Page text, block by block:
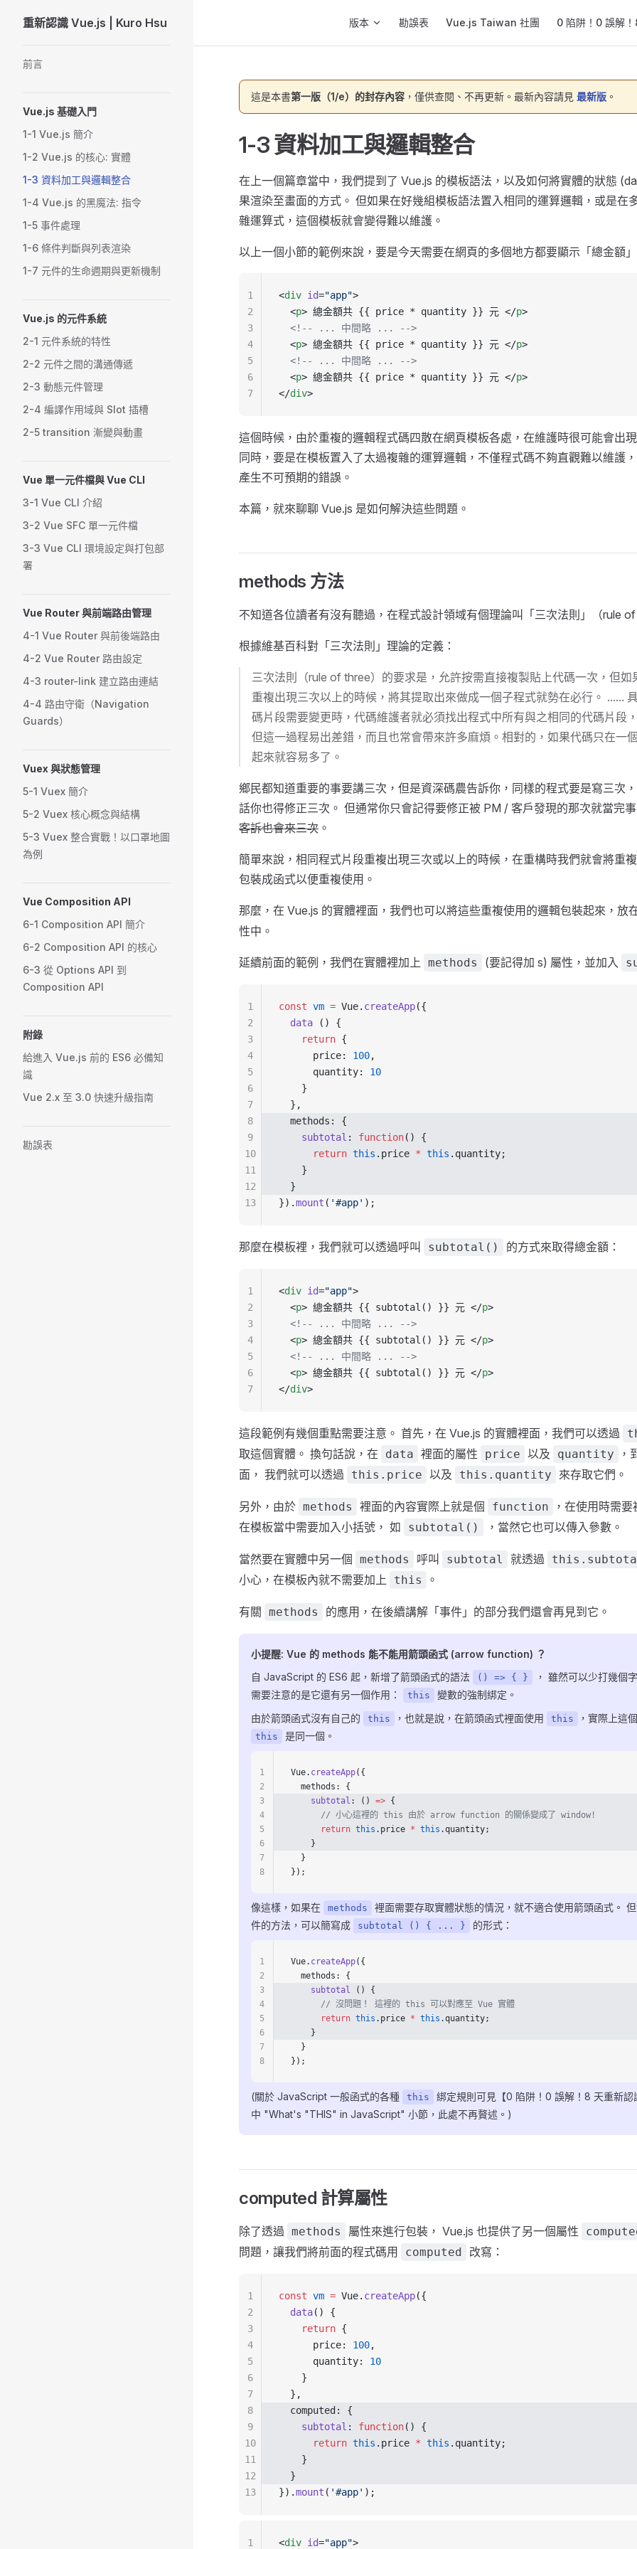
Skip to content
重新認識 Vue.js | Kuro Hsu 版本 勘誤表 Vue.js Taiwan 社團 0 陷阱！0 誤解
前言
Vue.js 基礎入門
1-1 Vue.js 簡介
1-2 Vue.js 的核心: 實體
1-3 資料加工與邏輯整合
1-4 Vue.js 的黑魔法: 指令
1-5 事件處理
1-6 條件判斷與列表渲染
1-7 元件的生命週期與更新機制
Vue.js 的元件系統
2-1 元件系統的特性
2-2 元件之間的溝通傳遞
2-3 動態元件管理
2-4 編譯作用域與 Slot 插槽
2-5 transition 漸變與動畫
Vue 單一元件檔與 Vue CLI
3-1 Vue CLI 介紹
3-2 Vue SFC 單一元件檔
3-3 Vue CLI 環境設定與打包部
署
Vue Router 與前端路由管理
4-1 Vue Router 與前後端路由
4-2 Vue Router 路由設定
4-3 router-link 建立路由連結
4-4 路由守衛（Navigation
Guards）
Vuex 與狀態管理
5-1 Vuex 簡介
5-2 Vuex 核心概念與結構
5-3 Vuex 整合實戰！以口罩地圖
為例
Vue Composition API
6-1 Composition API 簡介
6-2 Composition API 的核心
6-3 從 Options API 到
Composition API
附錄
給進入 Vue.js 前的 ES6 必備知
識
Vue 2.x 至 3.0 快速升級指南
勘誤表
這是本書第一版（1/e）的封存內容 ，僅供查閱、不再更新。最新內容請見 最新版 。
1-3 資料加工與邏輯整合
在上一個篇章當中，我們提到了 Vue.js 的模板語法，以及如何將實體的狀態
果渲染至畫面的方式。 但如果在好幾組模板語法置入相同的運算邏輯，或是在
雜運算式，這個模板就會變得難以維護。
以上一個小節的範例來說，要是今天需要在網頁的多個地方都要顯示「總金額
<div id="app">
  <
p> 總金額共 {{ price * quantity }} 元 </p>
  <!-- ... 中間略 ... -->
  <
p> 總金額共 {{ price * quantity }} 元 </p>
  <!-- ... 中間略 ... -->
  <
p> 總金額共 {{ price * quantity }} 元 </p>
</div>
1
2
3
4
5
6
7
這個時候，由於重複的邏輯程式碼四散在網頁模板各處，在維護時很可能會出
同時，要是在模板置入了太過複雜的運算邏輯，不僅程式碼不夠直觀難以維護
產生不可預期的錯誤。
本篇，就來聊聊 Vue.js 是如何解決這些問題。
methods 方法
不知道各位讀者有沒有聽過，在程式設計領域有個理論叫「三次法則」（rule of
根據維基百科對「三次法則」理論的定義：
三次法則（rule of three）的要求是，允許按需直接複製貼上代碼一次，但如
重複出現三次以上的時候，將其提取出來做成一個子程式就勢在必行。 ......
碼片段需要變更時，代碼維護者就必須找出程式中所有與之相同的代碼片段
但這一過程易出差錯，而且也常會帶來許多麻煩。相對的，如果代碼只在一
起來就容易多了。
鄉民都知道重要的事要講三次，但是資深碼農告訴你，同樣的程式要是寫三次
話你也得修正三次。 但通常你只會記得要修正被 PM / 客戶發現的那次就當完
客訴也會來三次 。
簡單來說，相同程式片段重複出現三次或以上的時候，在重構時我們就會將重
包裝成函式以便重複使用。
那麼，在 Vue.js 的實體裡面，我們也可以將這些重複使用的邏輯包裝起來，放
性中。
延續前面的範例，我們在實體裡加上 methods (要記得加 s) 屬性，並加入
const vm = Vue. createApp({
  data
() {
    return
{
      price:
100,
      quantity:
10
    }
  },
  methods: {
    subtotal
: function() {
      return
this .price * this .quantity;
    }
  }
}).mount ( '#app' );
1
2
3
4
5
6
7
8
9
10
11
12
13
那麼在模板裡，我們就可以透過呼叫 subtotal() 的方式來取得總金額：
<div id="app">
  <
p> 總金額共 {{ subtotal() }} 元 </p>
  <!-- ... 中間略 ... -->
  <
p> 總金額共 {{ subtotal() }} 元 </p>
  <!-- ... 中間略 ... -->
  <
p> 總金額共 {{ subtotal() }} 元 </p>
</div>
1
2
3
4
5
6
7
這段範例有幾個重點需要注意。 首先，在 Vue.js 的實體裡面，我們可以透過
取這個實體。 換句話說，在
data 裡面的屬性 price 以及 quantity ，
面， 我們就可以透過
this.price 以及 this.quantity 來存取它們。
另外，由於 methods 裡面的內容實際上就是個 function
，在使用時需
在模板當中需要加入小括號， 如
subtotal() ，當然它也可以傳入參數。
當然要在實體中另一個 methods 呼叫 subtotal 就透過
小心，在模板內就不需要加上
this 。
有關 methods 的應用，在後續講解「事件」的部分我們還會再見到它。
小提醒: Vue 的 methods 能不能用箭頭函式 (arrow function) ？
自 JavaScript 的 ES6 起，新增了箭頭函式的語法
() => { }
， 雖然可以少打幾個
需要注意的是它還有另一個作用：
this
變數的強制綁定。
由於箭頭函式沒有自己的
this ，也就是說，在箭頭函式裡面使用 this ，實際上這個
this 是同一個。
Vue. createApp({
  methods: {
    subtotal
: () => {
      // 小心這裡的 this 由於 arrow function 的關係變成了 window!
      return
this .price * this .quantity;
    }
  }
});
1
2
3
4
5
6
7
8
像這樣，如果在 methods
裡面需要存取實體狀態的情況，就不適合使用箭頭函式。
件的方法，可以簡寫成
subtotal () { ... } 的形式：
Vue. createApp({
  methods: {
    subtotal
() {
      // 沒問題！ 這裡的 this 可以對應至 Vue 實體
      return
this .price * this .quantity;
    }
  }
});
1
2
3
4
5
6
7
8
(關於 JavaScript 一般函式的各種 this
綁定規則可見【0 陷阱！0 誤解！8 天重新認
中 "What's "THIS" in JavaScript" 小節，此處不再贅述。)
computed 計算屬性
除了透過 methods 屬性來進行包裝， Vue.js 也提供了另一個屬性
問題，讓我們將前面的程式碼用
computed 改寫：
const vm = Vue. createApp({
  data
() {
    return
{
      price:
100,
      quantity:
10
    }
  },
  computed: {
    subtotal
: function() {
      return
this .price * this .quantity;
    }
  }
}).mount ( '#app' );
1
2
3
4
5
6
7
8
9
10
11
12
13
<div id="app">
1